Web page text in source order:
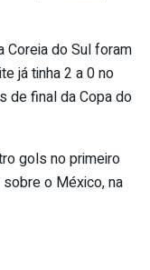
Coreia do Sul foram
já tinha 2 a 0 no
de final da Copa do
gols no primeiro
o México, na